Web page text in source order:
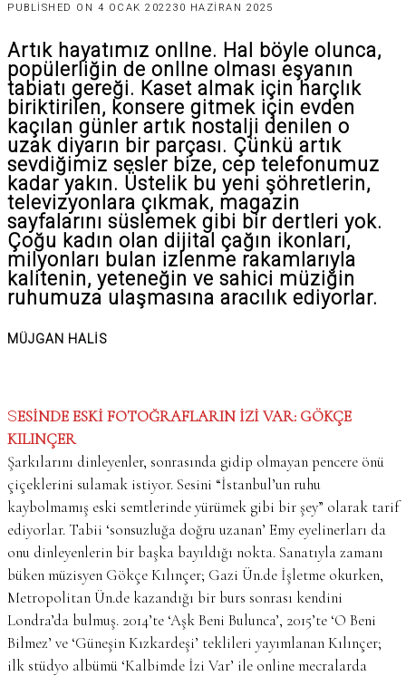
PUBLISHED ON 4 OCAK 202230 HAZIRAN 2025
Artık hayatımız onlIne. Hal böyle olunca,
popülerliğin de onlIne olması eşyanın
tabiatı gereği. Kaset almak için harçlık
biriktirilen, konsere gitmek için evden
kaçılan günler artık nostalji denilen o
uzak diyarın bir parçası. Çünkü artık
sevdiğimiz sesler bize, cep telefonumuz
kadar yakın. Üstelik bu yeni şöhretlerin,
televizyonlara çıkmak, magazin
sayfalarını süslemek gibi bir dertleri yok.
Çoğu kadın olan dijital çağın ikonları,
milyonları bulan izlenme rakamlarıyla
kalitenin, yeteneğin ve sahici müziğin
ruhumuza ulaşmasına aracılık ediyorlar.
MÜJGAN HALİS
SESİNDE ESKİ FOTOĞRAFLARIN İZİ VAR: GÖKÇE
KILINÇER
Şarkılarını dinleyenler, sonrasında gidip olmayan pencere önü
çiçeklerini sulamak istiyor. Sesini “İstanbul’un ruhu
kaybolmamış eski semtlerinde yürümek gibi bir şey” olarak tarif
ediyorlar. Tabii ‘sonsuzluğa doğru uzanan’ Emy eyelinerları da
onu dinleyenlerin bir başka bayıldığı nokta. Sanatıyla zamanı
büken müzisyen Gökçe Kılınçer; Gazi Ün.de İşletme okurken,
Metropolitan Ün.de kazandığı bir burs sonrası kendini
Londra’da bulmuş. 2014’te ‘Aşk Beni Bulunca’, 2015’te ‘O Beni
Bilmez’ ve ‘Güneşin Kızkardeşi’ teklileri yayımlanan Kılınçer;
ilk stüdyo albümü ‘Kalbimde İzi Var’ ile online mecralarda